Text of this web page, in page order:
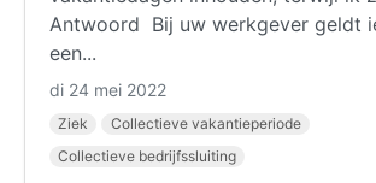
Antwoord Bij uw werkgever geldt
een...
di 24 mei 2022
Ziek
Collectieve vakantieperiode
Collectieve bedrijfssluiting